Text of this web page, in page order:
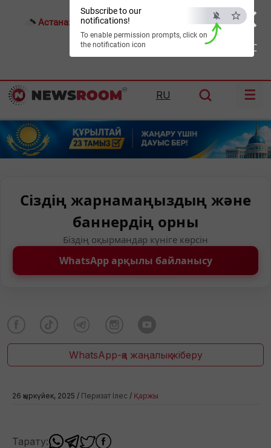
×
ESC
Subscribe to our
notifications!
To enable permission prompts, click on
the notification icon
Астана: 27°C Алматы: Шымкент:36°C
RU ☰
Сіздің жарнамаңыздың және
баннердің орны
Біздің оқырмандар күніге көрсін
WhatsApp арқылы байланысу
WhatsApp-қа жаңалық жіберу
26 қыркүйек, 2025 / Перизат Ілес / Қаржы
Тарату: